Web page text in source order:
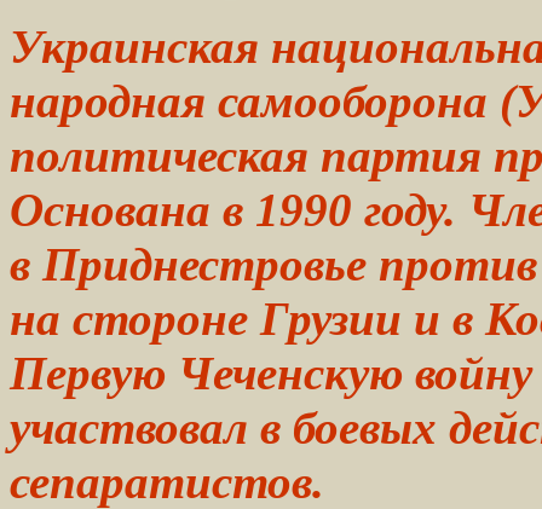
Украинская
народная самооборона
политическая партия
Основана в 1990 году.
в Приднестровье против
на стороне Грузии и в
Первую Чеченскую войну
участвовал в боевых
сепаратистов.